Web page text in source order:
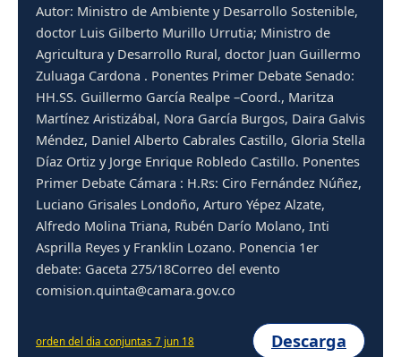
Autor: Ministro de Ambiente y Desarrollo Sostenible,
doctor Luis Gilberto Murillo Urrutia; Ministro de
Agricultura y Desarrollo Rural, doctor Juan Guillermo
Zuluaga Cardona . Ponentes Primer Debate Senado:
HH.SS. Guillermo García Realpe –Coord., Maritza
Martínez Aristizábal, Nora García Burgos, Daira Galvis
Méndez, Daniel Alberto Cabrales Castillo, Gloria Stella
Díaz Ortiz y Jorge Enrique Robledo Castillo. Ponentes
Primer Debate Cámara : H.Rs: Ciro Fernández Núñez,
Luciano Grisales Londoño, Arturo Yépez Alzate,
Alfredo Molina Triana, Rubén Darío Molano, Inti
Asprilla Reyes y Franklin Lozano. Ponencia 1er
debate: Gaceta 275/18Correo del evento
comision.quinta@camara.gov.co
orden del dia conjuntas 7 jun 18 Descarga